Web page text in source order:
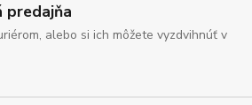
predajňa
alebo si ich môžete vyzdvihnúť v